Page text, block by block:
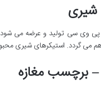
شیری
وی سی تولید و عرضه می شود.
می گردد. استیکرهای شیری
– برچسب مغازه